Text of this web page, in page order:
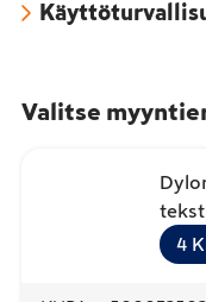
Valitse
4